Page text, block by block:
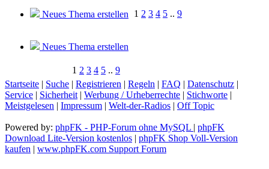
Neues Thema erstellen 1 2 3 4 5 .. 9
Neues Thema erstellen
1 2 3 4 5 .. 9
Startseite | Suche | Registrieren | Regeln | FAQ | Datenschutz |
Service | Sicherheit | Werbung / Urheberrechte | Stichworte |
Meistgelesen | Impressum | Welt-der-Radios | Off Topic
Powered by: phpFK - PHP-Forum ohne MySQL | phpFK
Download Lite-Version kostenlos | phpFK Shop Voll-Version
kaufen | www.phpFK.com Support Forum